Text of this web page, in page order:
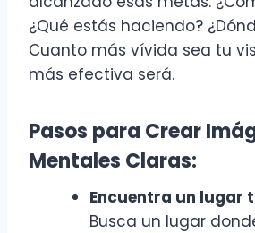
¿Qué estás haciendo?
Cuanto más vívida sea tu
más efectiva será.
Pasos para Crear
Mentales Claras:
Encuentra un lugar
Busca un lugar